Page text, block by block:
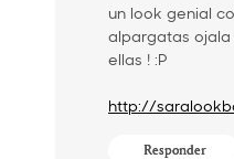
un look genial
alpargatas
ellas ! :P
http://
Responder